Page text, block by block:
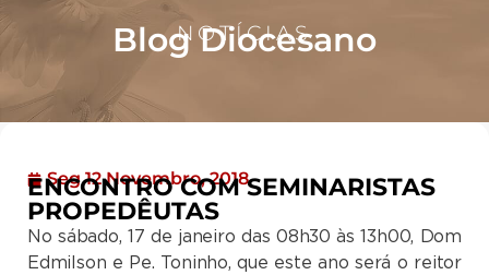
NOTÍCIAS
Blog Diocesano
Seg 12 Novembro, 2018
ENCONTRO COM SEMINARISTAS
PROPEDÊUTAS
No sábado, 17 de janeiro das 08h30 às 13h00, Dom
Edmilson e Pe. Toninho, que este ano será o reitor